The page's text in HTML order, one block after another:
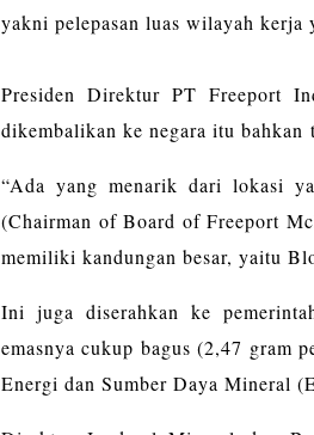
yakni pelepasan luas wilayah kerja
Presiden Direktur PT Freeport
dikembalikan ke negara itu bahkan
“Ada yang menarik dari lokasi
(Chairman of Board of Freeport
memiliki kandungan besar, yaitu
Ini juga diserahkan ke
emasnya cukup bagus (2,47 gram
Energi dan Sumber Daya Mineral